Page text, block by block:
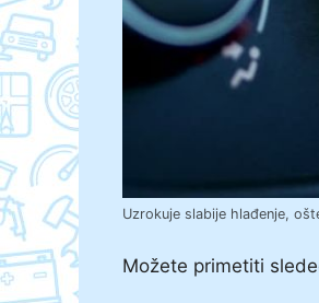
Uzrokuje slabije hlađenje,
Možete primetiti